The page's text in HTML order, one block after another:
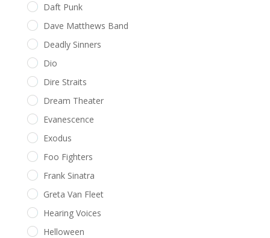
Daft Punk
Dave Matthews Band
Deadly Sinners
Dio
Dire Straits
Dream Theater
Evanescence
Exodus
Foo Fighters
Frank Sinatra
Greta Van Fleet
Hearing Voices
Helloween